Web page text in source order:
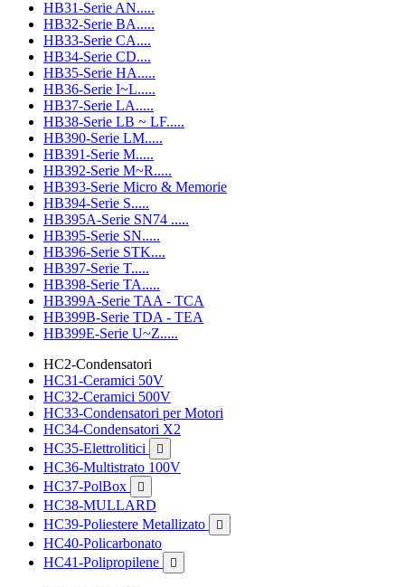
HB31-Serie AN.....
HB32-Serie BA.....
HB33-Serie CA....
HB34-Serie CD....
HB35-Serie HA.....
HB36-Serie I~L.....
HB37-Serie LA.....
HB38-Serie LB ~ LF.....
HB390-Serie LM.....
HB391-Serie M.....
HB392-Serie M~R.....
HB393-Serie Micro & Memorie
HB394-Serie S.....
HB395A-Serie SN74 .....
HB395-Serie SN.....
HB396-Serie STK....
HB397-Serie T.....
HB398-Serie TA.....
HB399A-Serie TAA - TCA
HB399B-Serie TDA - TEA
HB399E-Serie U~Z.....
HC2-Condensatori
HC31-Ceramici 50V
HC32-Ceramici 500V
HC33-Condensatori per Motori
HC34-Condensatori X2
HC35-Elettrolitici

HC36-Multistrato 100V
HC37-PolBox

HC38-MULLARD
HC39-Poliestere Metallizato

HC40-Policarbonato
HC41-Polipropilene
